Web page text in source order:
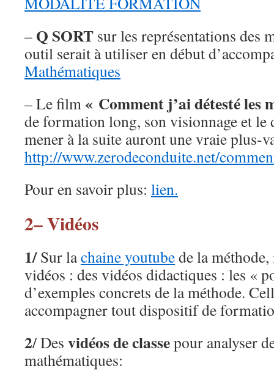
– Q SORT sur les représentations des
outil serait à utiliser en début
Mathématiques
– Le film « Comment j’ai détesté les
de formation long, son visionnage et le
mener à la suite auront une vraie plus-
http://www.zerodeconduite.net/
Pour en savoir plus: lien.
2– Vidéos
1/Sur lachaine youtubede la
vidéos : des vidéos didactiques : les «
d’exemples concrets de la méthode.
accompagner tout dispositif de
2/ Des vidéos de classepour analyser
mathématiques: